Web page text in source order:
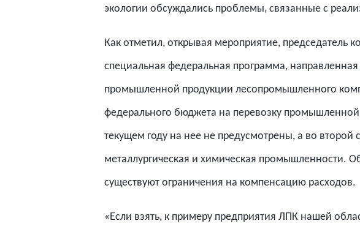
экологии обсуждались проблемы, связанные с
Как отметил, открывая мероприятие, председатель
специальная федеральная программа,
промышленной продукции лесопромышленного
федерального бюджета на перевозку промышленной
текущем году на нее не предусмотрены, а во
металлургическая и химическая промышленности.
существуют ограничения на компенсацию расходов.
«Если взять, к примеру предприятия ЛПК нашей